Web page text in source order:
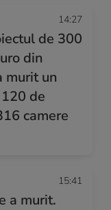
14:27
de 300
din
murit un
de
camere
15:41
a murit.